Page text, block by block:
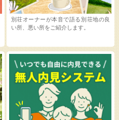
別荘オーナーが本音で語る別荘地の良
い所、悪い所をご紹介します。